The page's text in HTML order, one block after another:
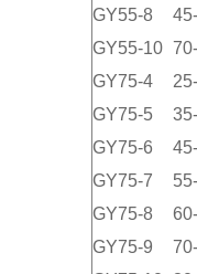
GY55-8
GY55-10
GY75-4
GY75-5
GY75-6
GY75-7
GY75-8
GY75-9